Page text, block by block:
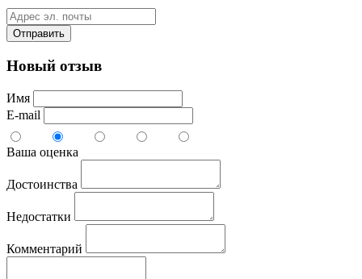
Отправить
Новый отзыв
Имя
E-mail
Ваша оценка
Достоинства
Недостатки
Комментарий